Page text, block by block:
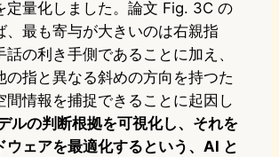
定量化しました。論文 Fig. 3C の
、最も寄与が大きいのは右親指
話の利き手側であることに加え、
の指と異なる斜めの方向を持つた
間情報を捕捉できることに起因し
ルの判断根拠を可視化し、それを
ウェアを最適化するという、AI と